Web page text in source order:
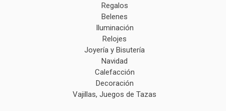
Regalos
Belenes
Iluminación
Relojes
Joyería y Bisutería
Navidad
Calefacción
Decoración
Vajillas, Juegos de Tazas